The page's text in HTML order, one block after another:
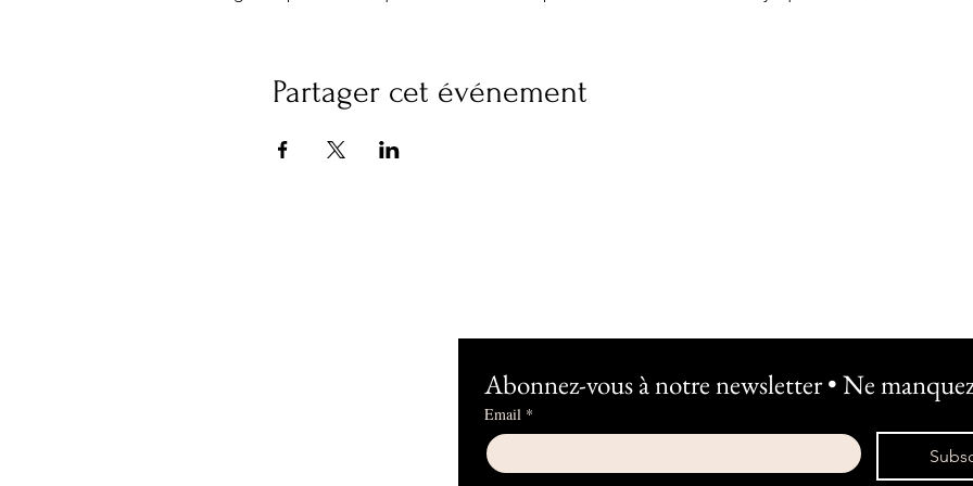
Partager cet événement
Abonnez-vous à notre newsletter • Ne
Email *